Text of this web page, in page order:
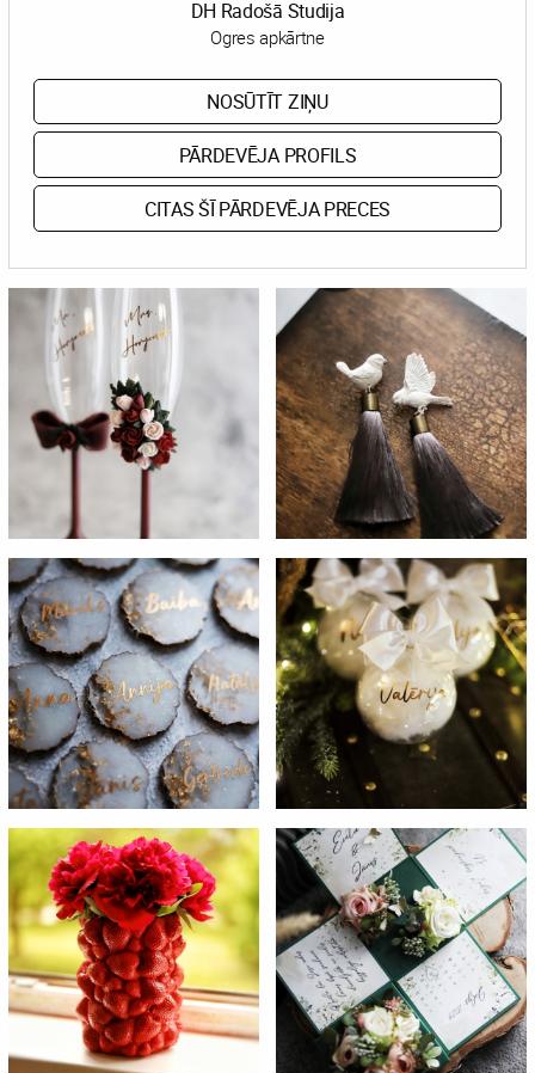
DH Radošā Studija
Ogres apkārtne
NOSŪTĪT ZIŅU
PĀRDEVĒJA PROFILS
CITAS ŠĪ PĀRDEVĒJA PRECES